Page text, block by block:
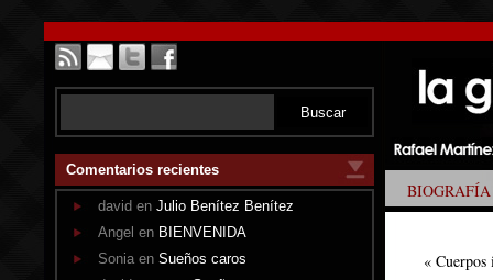
Comentarios recientes
david en Julio Benítez Benítez
Angel en BIENVENIDA
Sonia en Sueños caros
BIOGRAFÍA
« Cuerpos